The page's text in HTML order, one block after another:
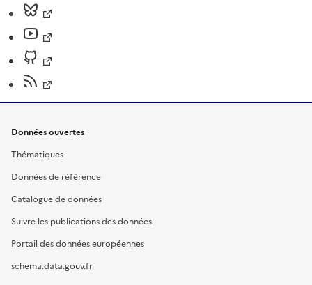
Données ouvertes
Thématiques
Données de référence
Catalogue de données
Suivre les publications des données
Portail des données européennes
schema.data.gouv.fr